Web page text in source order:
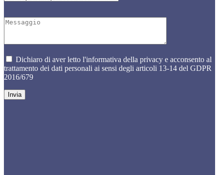
Dichiaro di aver letto l'informativa della privacy e acconsento al
trattamento dei dati personali ai sensi degli articoli 13-14 del GDPR
2016/679